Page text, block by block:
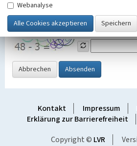
SicherheitsabfrageTragen Sie unten
Grafik ein
Abbrechen Absenden
Kontakt Impressum
Erklärung zur Barrierefreiheit
Copyright © LVR
Webanalyse